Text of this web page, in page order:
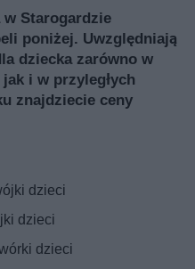
w Starogardzie
poniżej. Uwzględniają
dziecka zarówno w
i w przyległych
znajdziecie ceny
dzieci
dzieci
dzieci